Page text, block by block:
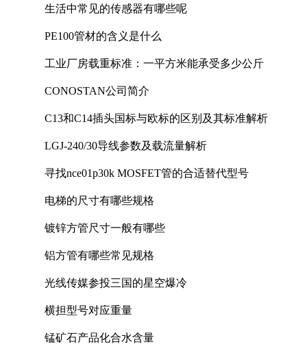
生活中常见的传感器有哪些呢
PE100管材的含义是什么
工业厂房载重标准：一平方米能承受多少公斤
CONOSTAN公司简介
C13和C14插头国标与欧标的区别及其标准解析
LGJ-240/30导线参数及载流量解析
寻找nce01p30k MOSFET管的合适替代型号
电梯的尺寸有哪些规格
镀锌方管尺寸一般有哪些
铝方管有哪些常见规格
光线传媒参投三国的星空爆冷
横担型号对应重量
锰矿石产品化合水含量